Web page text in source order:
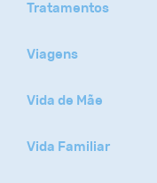
Tratamentos
Viagens
Vida de Mãe
Vida Familiar